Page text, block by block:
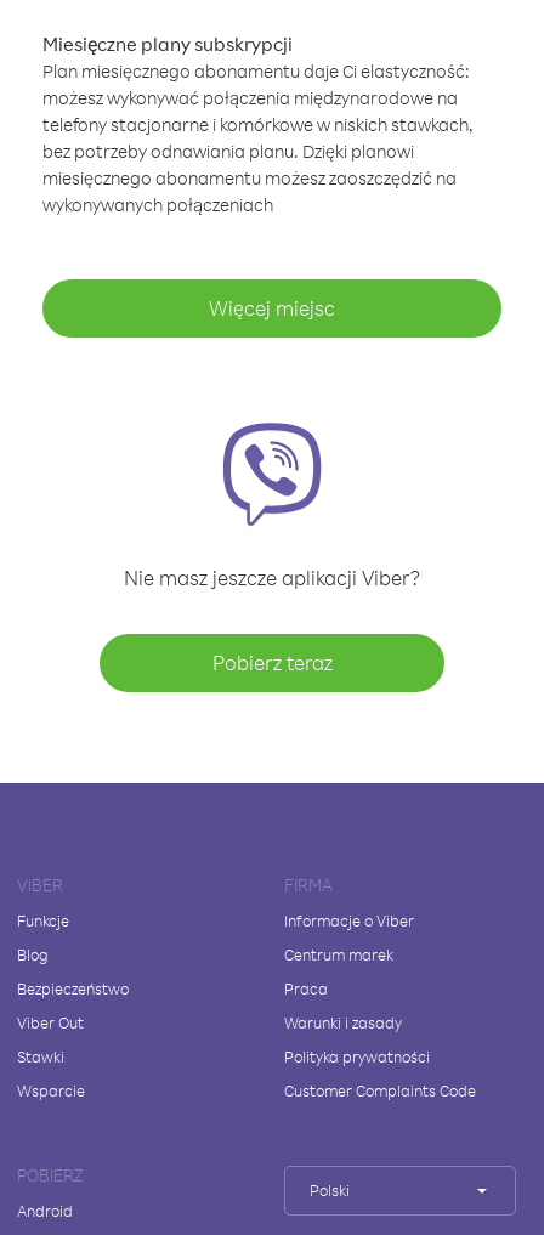
Miesięczne plany subskrypcji
Plan miesięcznego abonamentu daje Ci elastyczność:
możesz wykonywać połączenia międzynarodowe na
telefony stacjonarne i komórkowe w niskich stawkach,
bez potrzeby odnawiania planu. Dzięki planowi
miesięcznego abonamentu możesz zaoszczędzić na
wykonywanych połączeniach
Więcej miejsc
Nie masz jeszcze aplikacji Viber?
Pobierz teraz
VIBER
Funkcje
Blog
Bezpieczeństwo
Viber Out
Stawki
Wsparcie
FIRMA
Informacje o Viber
Centrum marek
Praca
Warunki i zasady
Polityka prywatności
Customer Complaints Code
POBIERZ
Android
Polski